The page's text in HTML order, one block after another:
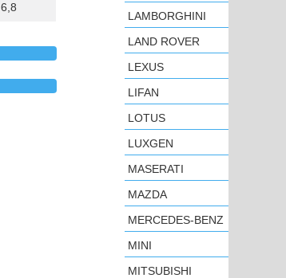
6,8
LAMBORGHINI
LAND ROVER
LEXUS
LIFAN
LOTUS
LUXGEN
MASERATI
MAZDA
MERCEDES-BENZ
MINI
MITSUBISHI